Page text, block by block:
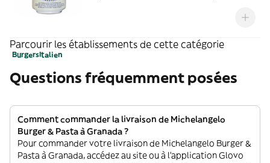
conservando así todo el aroma y sabor de
Parcourir les établissements de cette catégorie
BurgersItalien
Questions fréquemment posées
Comment commander la livraison de Michelangelo
Burger & Pasta à Granada ?
Pour commander votre livraison de Michelangelo Burger &
Pasta à Granada, accédez au site ou à l'application Glovo